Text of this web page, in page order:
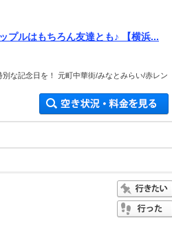
プルはもちろん友達とも♪ 【横浜...
な記念日を！ 元町中華街/みなとみらい/赤レン